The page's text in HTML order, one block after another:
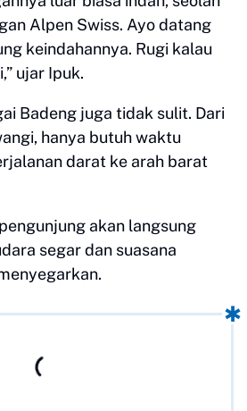
Alpen Swiss. Ayo datang
keindahannya. Rugi kalau
ujar Ipuk.
Badeng juga tidak sulit. Dari
hanya butuh waktu
darat ke arah barat
akan langsung
segar dan suasana